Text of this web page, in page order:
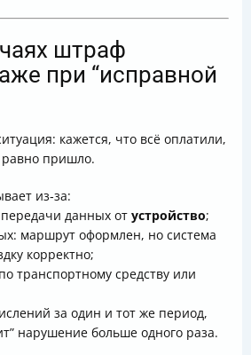
штраф
при “исправной
кажется, что всё оплатили,
равно пришло.
из‑за:
передачи данных от устройство;
маршрут оформлен, но система
корректно;
транспортному средству или
за один и тот же период,
нарушение больше одного раза.